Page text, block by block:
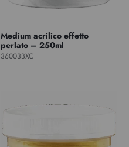
Medium acrilico effetto
perlato – 250ml
36003BXC